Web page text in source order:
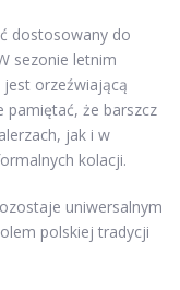
dostosowany do
sezonie letnim
orzeźwiającą
pamiętać, że barszcz
jak i w
kolacji.
uniwersalnym
polskiej tradycji